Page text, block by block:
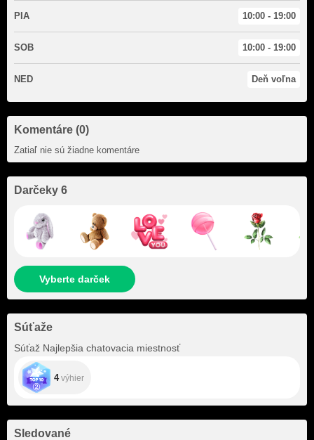
PIA 10:00 - 19:00
SOB 10:00 - 19:00
NED Deň voľna
Komentáre (0)
Zatiaľ nie sú žiadne komentáre
Darčeky 6
Vyberte darček
Súťaže
Súťaž Najlepšia chatovacia miestnosť
4výhier
Sledované